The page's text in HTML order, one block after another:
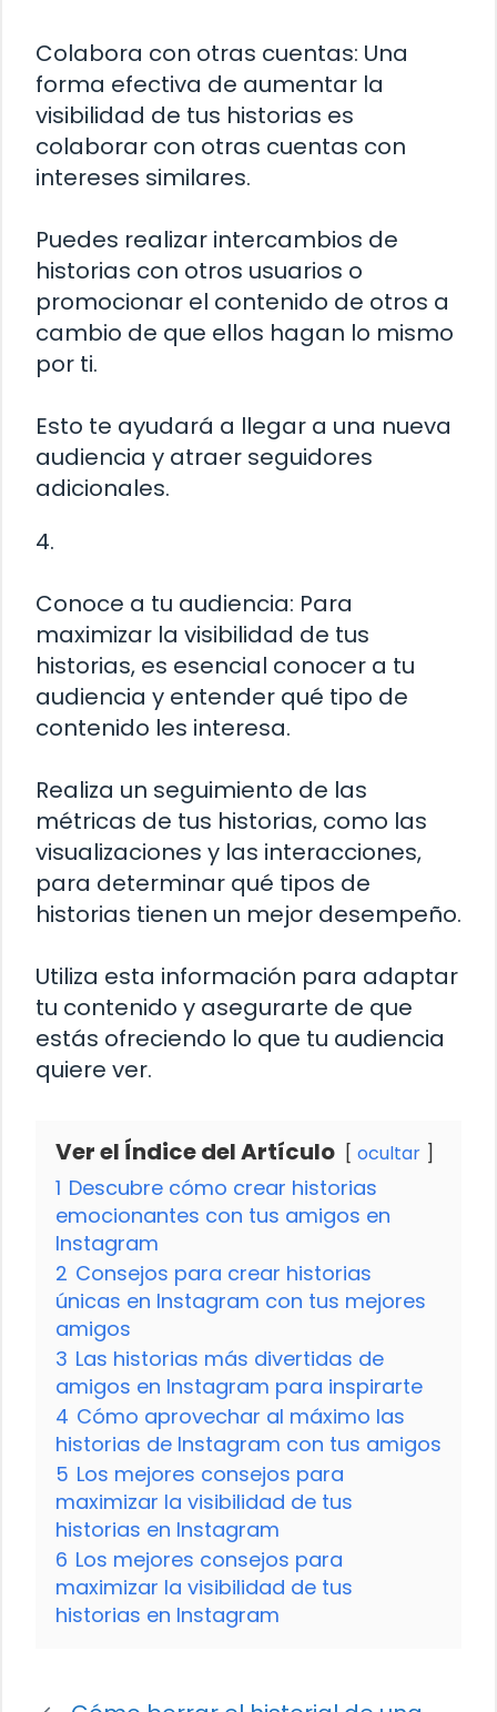
Colabora con otras cuentas: Una
forma efectiva de aumentar la
visibilidad de tus historias es
colaborar con otras cuentas con
intereses similares.
Puedes realizar intercambios de
historias con otros usuarios o
promocionar el contenido de otros a
cambio de que ellos hagan lo mismo
por ti.
Esto te ayudará a llegar a una nueva
audiencia y atraer seguidores
adicionales.
4.
Conoce a tu audiencia: Para
maximizar la visibilidad de tus
historias, es esencial conocer a tu
audiencia y entender qué tipo de
contenido les interesa.
Realiza un seguimiento de las
métricas de tus historias, como las
visualizaciones y las interacciones,
para determinar qué tipos de
historias tienen un mejor desempeño.
Utiliza esta información para adaptar
tu contenido y asegurarte de que
estás ofreciendo lo que tu audiencia
quiere ver.
Ver el Índice del Artículo ocultar
1 Descubre cómo crear historias
emocionantes con tus amigos en
Instagram
2 Consejos para crear historias
únicas en Instagram con tus mejores
amigos
3 Las historias más divertidas de
amigos en Instagram para inspirarte
4 Cómo aprovechar al máximo las
historias de Instagram con tus amigos
5 Los mejores consejos para
maximizar la visibilidad de tus
historias en Instagram
6 Los mejores consejos para
maximizar la visibilidad de tus
historias en Instagram